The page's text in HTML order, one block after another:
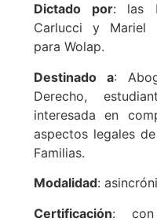
Dictado por: las
Carlucci y Mariel
para Wolap.
Destinado a:
Derecho,
interesada en
aspectos legales
Familias.
Modalidad:
Certificación: con